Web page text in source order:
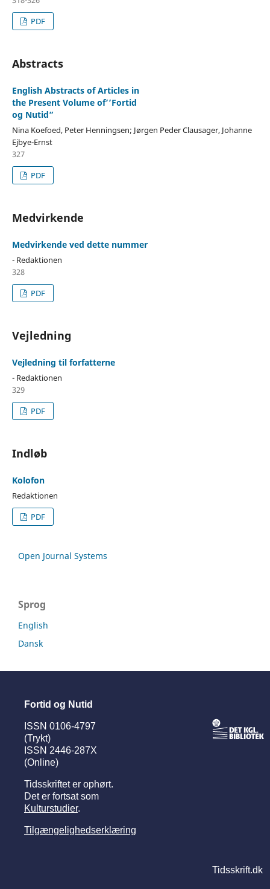
PDF
Abstracts
English Abstracts of Articles in
the Present Volume of’’Fortid
og Nutid”
Nina Koefoed, Peter Henningsen; Jørgen Peder Clausager, Johanne
Ejbye-Ernst
327
PDF
Medvirkende
Medvirkende ved dette nummer
- Redaktionen
328
PDF
Vejledning
Vejledning til forfatterne
- Redaktionen
329
PDF
Indløb
Kolofon
Redaktionen
PDF
Open Journal Systems
Sprog
English
Dansk
Fortid og Nutid
ISSN 0106-4797
(Trykt)
ISSN 2446-287X
(Online)
Tidsskriftet er ophørt.
Det er fortsat som
Kulturstudier.
Tilgængelighedserklæring